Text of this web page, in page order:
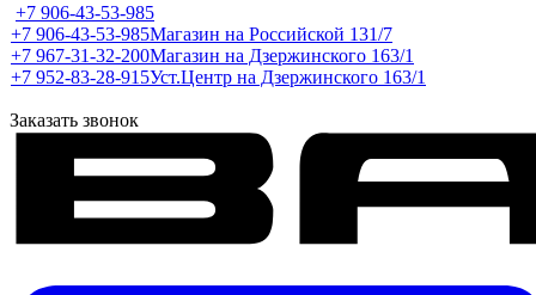
+7 906-43-53-985
+7 906-43-53-985Магазин на Российской 131/7
+7 967-31-32-200Магазин на Дзержинского 163/1
+7 952-83-28-915Уст.Центр на Дзержинского 163/1
Заказать звонок